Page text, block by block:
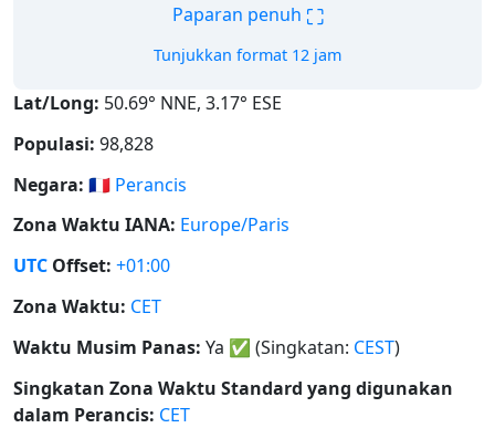
Paparan penuh ⛶
Tunjukkan format 12 jam
Lat/Long: 50.69° NNE, 3.17° ESE
Populasi: 98,828
Negara: 🇫🇷 Perancis
Zona Waktu IANA: Europe/Paris
UTC Offset: +01:00
Zona Waktu: CET
Waktu Musim Panas: Ya ✅ (Singkatan: CEST)
Singkatan Zona Waktu Standard yang digunakan
dalam Perancis: CET